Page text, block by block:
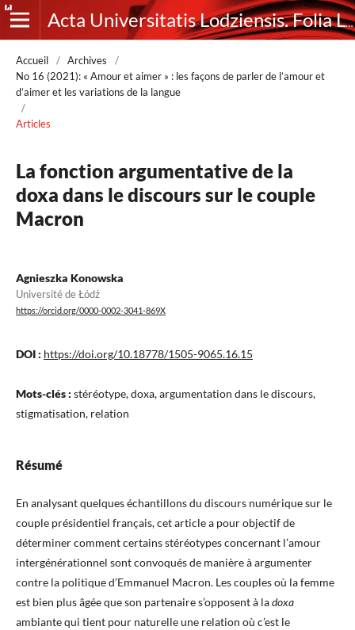
Acta Universitatis Lodziensis. Folia Litteraria Romanica
Accueil / Archives
/
No 16 (2021): « Amour et aimer » : les façons de parler de l’amour et
d’aimer et les variations de la langue
/
Articles
La fonction argumentative de la
doxa dans le discours sur le couple
Macron
Agnieszka Konowska
Université de Łódź
https://orcid.org/0000-0002-3041-869X
DOI : https://doi.org/10.18778/1505-9065.16.15
Mots-clés : stéréotype, doxa, argumentation dans le discours,
stigmatisation, relation
Résumé
En analysant quelques échantillons du discours numérique sur le
couple présidentiel français, cet article a pour objectif de
déterminer comment certains stéréotypes concernant l’amour
intergénérationnel sont convoqués de manière à argumenter
contre la politique d’Emmanuel Macron. Les couples où la femme
est bien plus âgée que son partenaire s’opposent à ladoxa
ambiante qui tient pour naturelle une relation où c’est le